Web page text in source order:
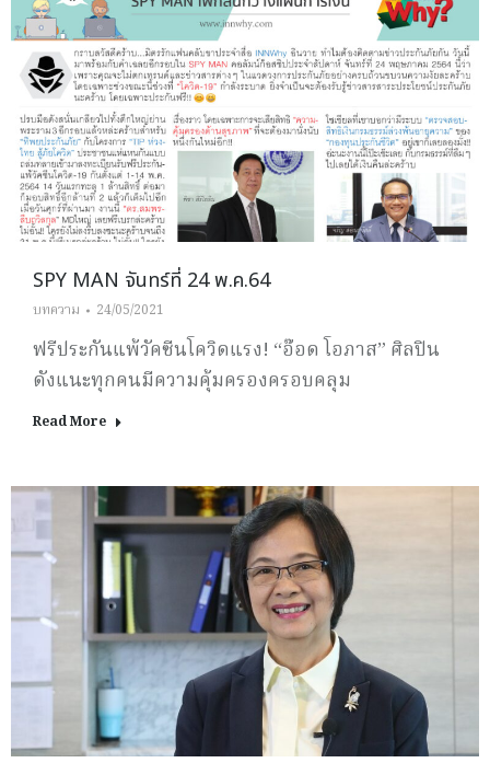
SPY MAN จันทร์ที่ 24 พ.ค.64
บทความ 24/05/2021
ฟรีประกันแพ้วัคซีนโควิดแรง! “อ๊อด โอภาส” ศิลปิน
ดังแนะทุกคนมีความคุ้มครองครอบคลุม
Read More